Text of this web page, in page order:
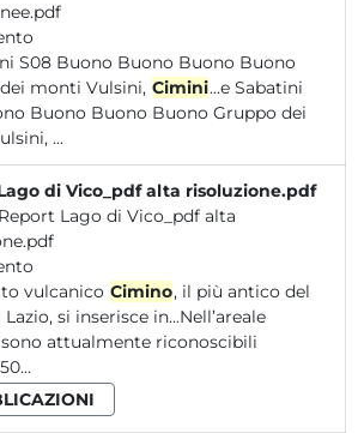
monti Vulsini, Cimini...e Sabatini
dei
monti Vulsini, ...
di Vico_pdf alta risoluzione.pdf
Lago di Vico_pdf alta
vulcanico Cimino, il più antico del
si inserisce in...Nell’areale
sono attualmente riconoscibili